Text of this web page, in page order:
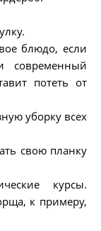
блюдо, если
современный
потеть от
уборку всех
свою планку
курсы.
к примеру,